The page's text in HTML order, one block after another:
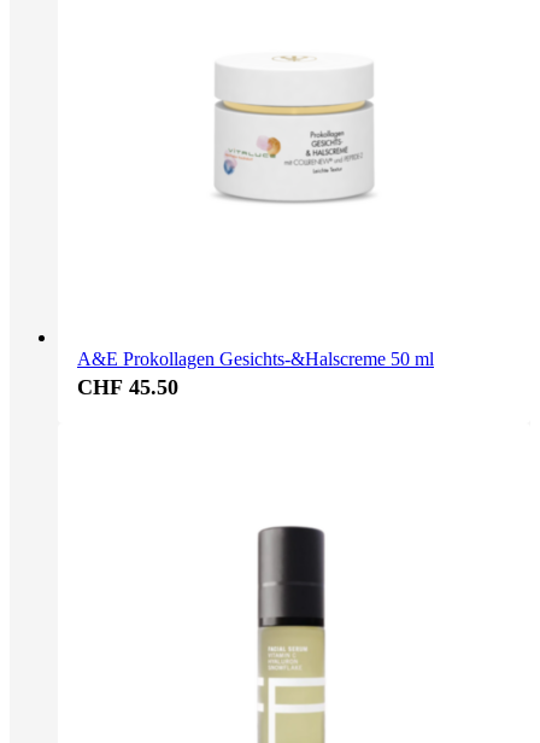
A&E Prokollagen Gesichts-&Halscreme 50 ml
CHF 45.50